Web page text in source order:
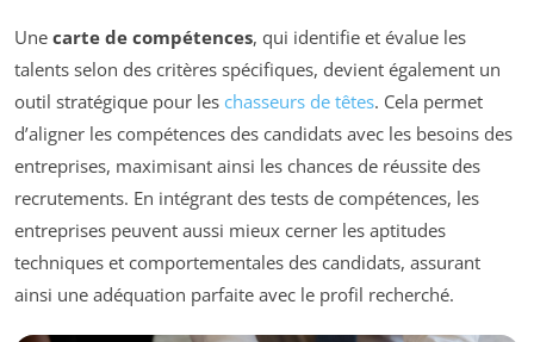
Une carte de compétences, qui identifie et évalue les
talents selon des critères spécifiques, devient également un
outil stratégique pour les chasseurs de têtes. Cela permet
d’aligner les compétences des candidats avec les besoins des
entreprises, maximisant ainsi les chances de réussite des
recrutements. En intégrant des tests de compétences, les
entreprises peuvent aussi mieux cerner les aptitudes
techniques et comportementales des candidats, assurant
ainsi une adéquation parfaite avec le profil recherché.